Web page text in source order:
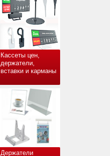
Кассеты цен,
держатели,
вставки и карманы
Держатели